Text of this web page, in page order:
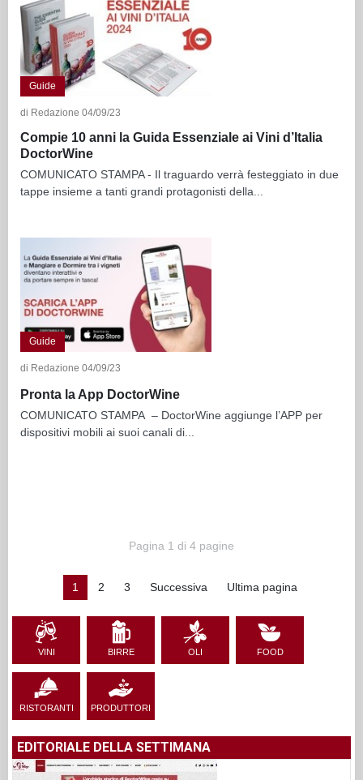
Guide
di Redazione 04/09/23
Compie 10 anni la Guida Essenziale ai Vini d’Italia
DoctorWine
COMUNICATO STAMPA - Il traguardo verrà festeggiato in due
tappe insieme a tanti grandi protagonisti della...
Guide
di Redazione 04/09/23
Pronta la App DoctorWine
COMUNICATO STAMPA – DoctorWine aggiunge l’APP per
dispositivi mobili ai suoi canali di...
Pagina 1 di 4 pagine
1 2 3 Successiva Ultima pagina
VINI BIRRE OLI FOOD
RISTORANTI PRODUTTORI
EDITORIALE DELLA SETTIMANA